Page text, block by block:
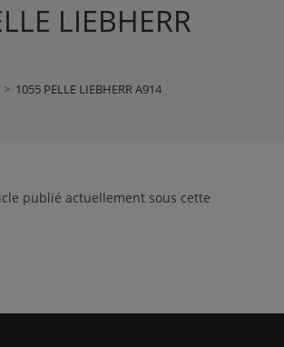
LIEBHERR
> 1055 PELLE LIEBHERR A914
publié actuellement sous cette